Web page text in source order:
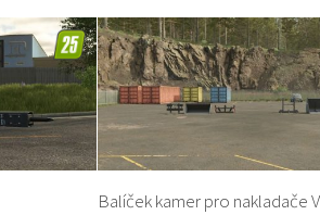
Balíček kamer pro nakladače